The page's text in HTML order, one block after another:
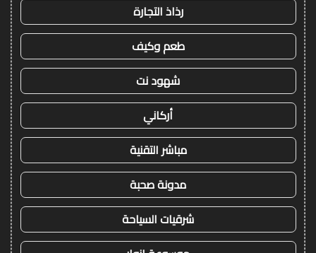
رذاذ التجارة
طعم وكيف
شهود نت
أركاني
مباشر التقنية
مدونة صحبة
شرقيات السياحة